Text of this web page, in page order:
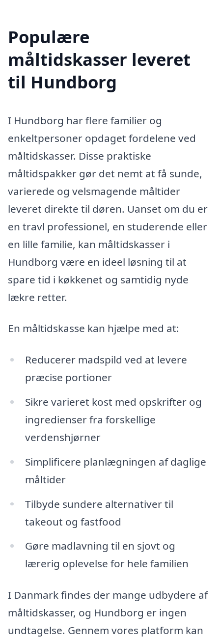
Populære
måltidskasser leveret
til Hundborg
I Hundborg har flere familier og
enkeltpersoner opdaget fordelene ved
måltidskasser. Disse praktiske
måltidspakker gør det nemt at få sunde,
varierede og velsmagende måltider
leveret direkte til døren. Uanset om du er
en travl professionel, en studerende eller
en lille familie, kan måltidskasser i
Hundborg være en ideel løsning til at
spare tid i køkkenet og samtidig nyde
lækre retter.
En måltidskasse kan hjælpe med at:
Reducerer madspild ved at levere
præcise portioner
Sikre varieret kost med opskrifter og
ingredienser fra forskellige
verdenshjørner
Simplificere planlægningen af daglige
måltider
Tilbyde sundere alternativer til
takeout og fastfood
Gøre madlavning til en sjovt og
lærerig oplevelse for hele familien
I Danmark findes der mange udbydere af
måltidskasser, og Hundborg er ingen
undtagelse. Gennem vores platform kan